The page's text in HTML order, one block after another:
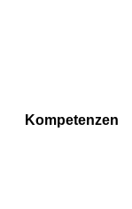
Kompetenzen